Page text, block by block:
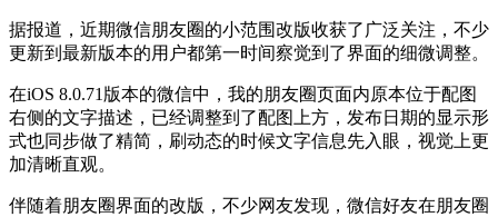
据报道，近期微信朋友圈的小范围改版收获了广泛关注，不少
更新到最新版本的用户都第一时间察觉到了界面的细微调整。
在iOS 8.0.71版本的微信中，我的朋友圈页面内原本位于配图
右侧的文字描述，已经调整到了配图上方，发布日期的显示形
式也同步做了精简，刷动态的时候文字信息先入眼，视觉上更
加清晰直观。
伴随着朋友圈界面的改版，不少网友发现，微信好友在朋友圈